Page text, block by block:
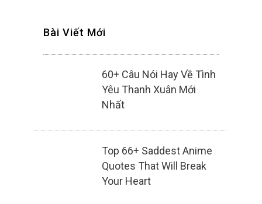
Bài Viết Mới
60+ Câu Nói Hay Về Tình
Yêu Thanh Xuân Mới
Nhất
Top 66+ Saddest Anime
Quotes That Will Break
Your Heart